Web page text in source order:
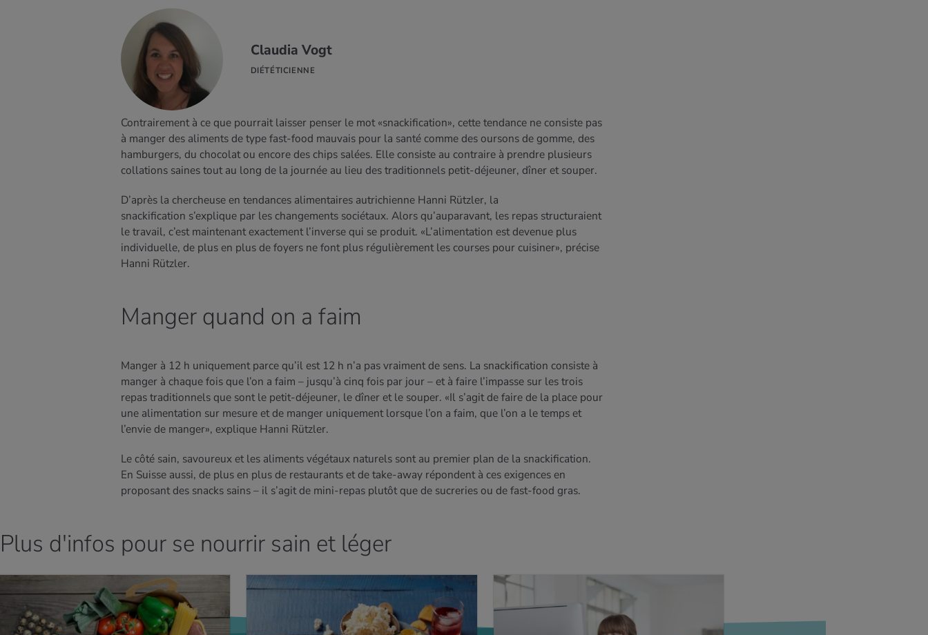
Claudia Vogt
DIÉTÉTICIENNE
Contrairement à ce que pourrait laisser penser le mot «snackification», cette tendance ne consiste pas
à manger des aliments de type fast-food mauvais pour la santé comme des oursons de gomme, des
hamburgers, du chocolat ou encore des chips salées. Elle consiste au contraire à prendre plusieurs
collations saines tout au long de la journée au lieu des traditionnels petit-déjeuner, dîner et souper.
D’après la chercheuse en tendances alimentaires autrichienne Hanni Rützler, la
snackification s’explique par les changements sociétaux. Alors qu’auparavant, les repas structuraient
le travail, c’est maintenant exactement l’inverse qui se produit. «L’alimentation est devenue plus
individuelle, de plus en plus de foyers ne font plus régulièrement les courses pour cuisiner», précise
Hanni Rützler.
Manger quand on a faim
Manger à 12 h uniquement parce qu’il est 12 h n’a pas vraiment de sens. La snackification consiste à
manger à chaque fois que l’on a faim – jusqu’à cinq fois par jour – et à faire l’impasse sur les trois
repas traditionnels que sont le petit-déjeuner, le dîner et le souper. «Il s’agit de faire de la place pour
une alimentation sur mesure et de manger uniquement lorsque l’on a faim, que l’on a le temps et
l’envie de manger», explique Hanni Rützler.
Le côté sain, savoureux et les aliments végétaux naturels sont au premier plan de la snackification.
En Suisse aussi, de plus en plus de restaurants et de take-away répondent à ces exigences en
proposant des snacks sains – il s’agit de mini-repas plutôt que de sucreries ou de fast-food gras.
Plus d'infos pour se nourrir sain et léger